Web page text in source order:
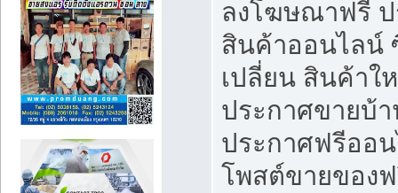
ลงโฆษณาฟรี
สินค้าออนไลน์
เปลี่ยน สินค้าใ
ประกาศขายบ้
ประกาศฟรีออ
โพสต์ขายของ